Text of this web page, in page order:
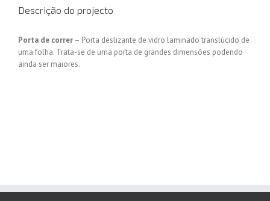
Descrição do projecto
Porta de correr – Porta deslizante de vidro laminado translúcido de
uma folha. Trata-se de uma porta de grandes dimensões podendo
ainda ser maiores.